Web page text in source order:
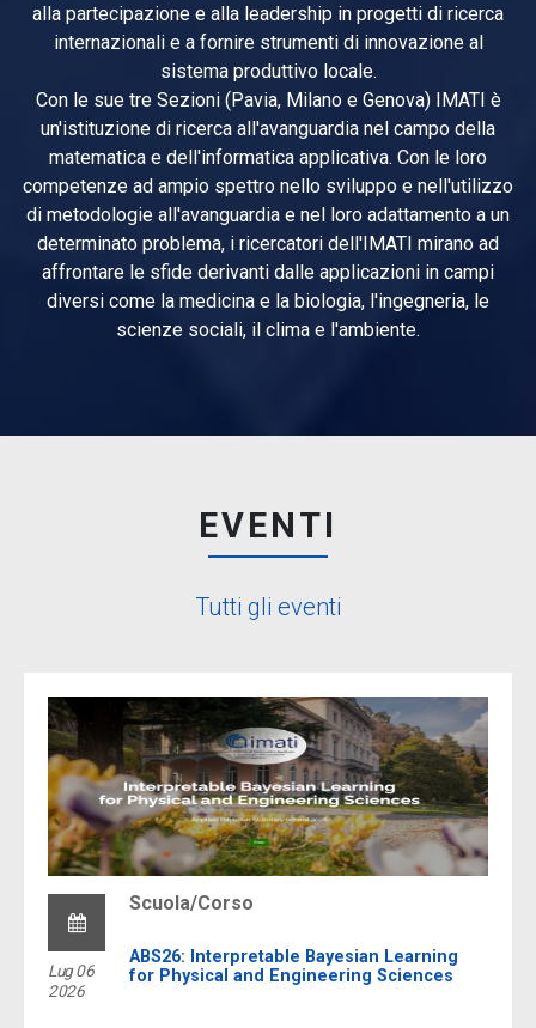
alla partecipazione e alla leadership in progetti di ricerca
internazionali e a fornire strumenti di innovazione al
sistema produttivo locale.
Con le sue tre Sezioni (Pavia, Milano e Genova) IMATI è
un'istituzione di ricerca all'avanguardia nel campo della
matematica e dell'informatica applicativa. Con le loro
competenze ad ampio spettro nello sviluppo e nell'utilizzo
di metodologie all'avanguardia e nel loro adattamento a un
determinato problema, i ricercatori dell'IMATI mirano ad
affrontare le sfide derivanti dalle applicazioni in campi
diversi come la medicina e la biologia, l'ingegneria, le
scienze sociali, il clima e l'ambiente.
EVENTI
Tutti gli eventi
Lug 06
2026
Scuola/Corso
ABS26: Interpretable Bayesian Learning
for Physical and Engineering Sciences